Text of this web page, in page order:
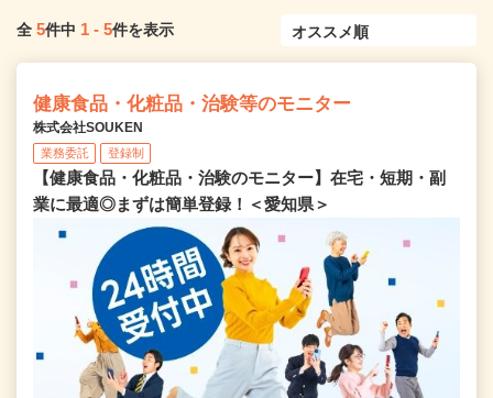
全 5件中 1 - 5件を表示
健康食品・化粧品・治験等のモニター
株式会社SOUKEN
業務委託 登録制
【健康食品・化粧品・治験のモニター】在宅・短期・副
業に最適◎まずは簡単登録！＜愛知県＞